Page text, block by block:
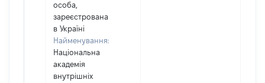
особа,
зареєстрована
в Україні
Найменування:
Національна
академія
внутрішніх